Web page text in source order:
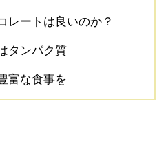
レートは良いのか？
タンパク質
富な食事を